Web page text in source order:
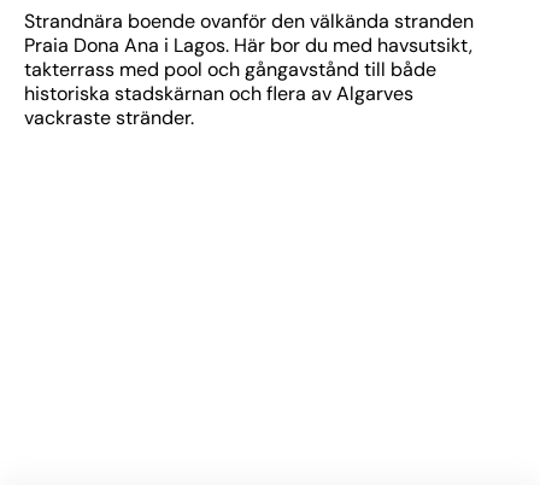
Strandnära boende ovanför den välkända stranden
Praia Dona Ana i Lagos. Här bor du med havsutsikt,
takterrass med pool och gångavstånd till både
historiska stadskärnan och flera av Algarves
vackraste stränder.